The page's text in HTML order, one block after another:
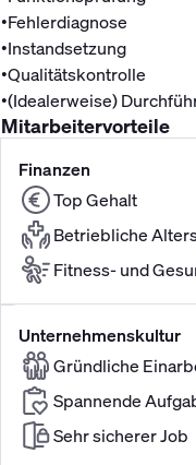
•Fehlerdiagnose
•Instandsetzung
•Qualitätskontrolle
•(Idealerweise)
Mitarbeitervorteile
Finanzen
Top Gehalt
Betriebliche
Fitness- und
Unternehmenskultur
Gründliche
Spannende
Sehr sicherer Job